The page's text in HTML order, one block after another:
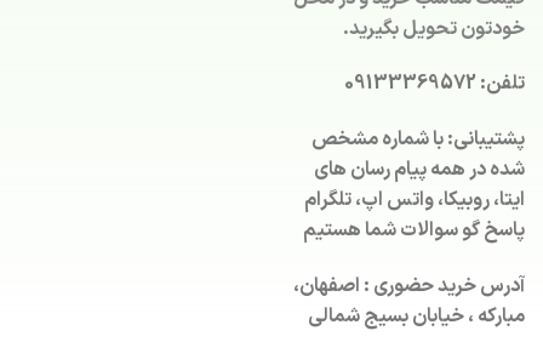
خودتون تحویل بگیرید.
تلفن: 09133369572
پشتیبانی: با شماره مشخص
شده در همه پیام رسان های
ایتا، روبیکا، واتس اپ، تلگرام
پاسخ گو سوالات شما هستیم
آدرس خرید حضوری : اصفهان،
مبارکه ، خیابان بسیج شمالی